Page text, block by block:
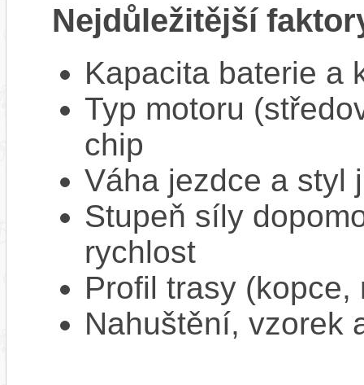
Nejdůležitější
Kapacita baterie a
Typ motoru
chip
Váha jezdce a styl
Stupeň síly
rychlost
Profil trasy
Nahuštění, vzorek